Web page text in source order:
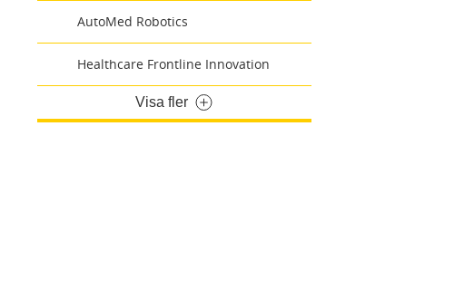
AutoMed Robotics
Healthcare Frontline Innovation
Visa fler